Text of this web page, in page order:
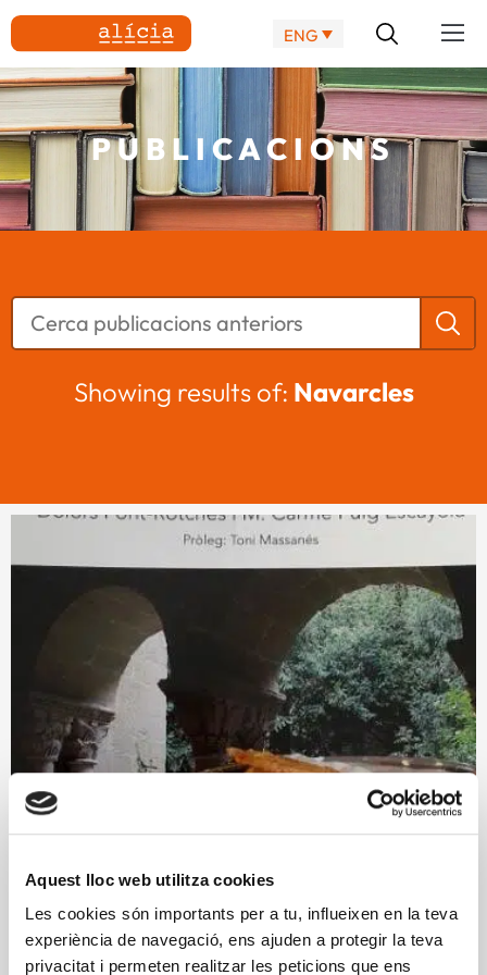
Aquest lloc web utilitza cookies
Les cookies són importants per a tu, influeixen en la teva
experiència de navegació, ens ajuden a protegir la teva
privacitat i permeten realitzar les peticions que ens
ENG
PUBLICACIONS
Showing results of: Navarcles